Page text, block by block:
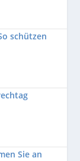
schützen
Sie an